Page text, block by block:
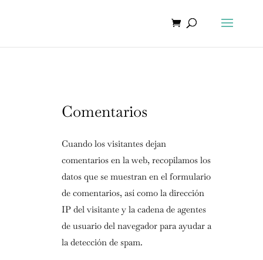
Comentarios
Cuando los visitantes dejan
comentarios en la web, recopilamos los
datos que se muestran en el formulario
de comentarios, así como la dirección
IP del visitante y la cadena de agentes
de usuario del navegador para ayudar a
la detección de spam.